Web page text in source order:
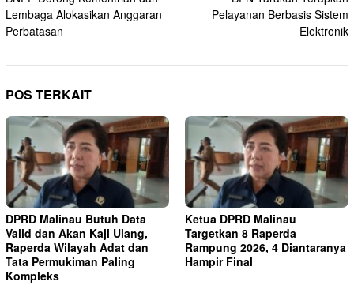
pos
Lembaga Alokasikan Anggaran
Perbatasan
Pelayanan Berbasis Sistem
Elektronik
POS TERKAIT
DPRD Malinau Butuh Data
Valid dan Akan Kaji Ulang,
Raperda Wilayah Adat dan
Tata Permukiman Paling
Kompleks
Ketua DPRD Malinau
Targetkan 8 Raperda
Rampung 2026, 4 Diantaranya
Hampir Final